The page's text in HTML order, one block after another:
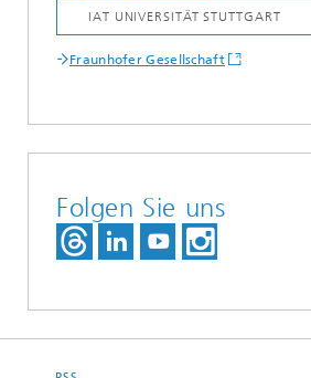
Fraunhofer Gesellschaft
Folgen Sie uns